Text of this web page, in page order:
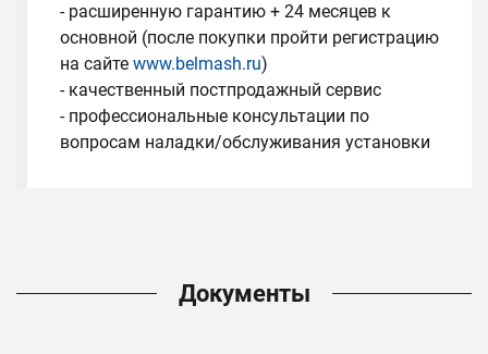
- расширенную гарантию + 24 месяцев к
основной (после покупки пройти регистрацию
на сайте www.belmash.ru)
- качественный постпродажный сервис
- профессиональные консультации по
вопросам наладки/обслуживания установки
Документы